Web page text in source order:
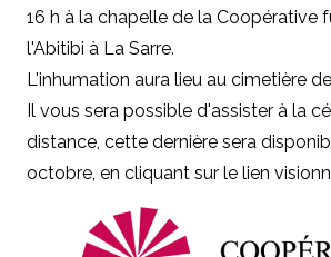
16 h à la chapelle de la Coopérative
l'Abitibi à La Sarre.
L'inhumation aura lieu au cimetière
Il vous sera possible d'assister à la
distance, cette dernière sera
octobre, en cliquant sur le lien